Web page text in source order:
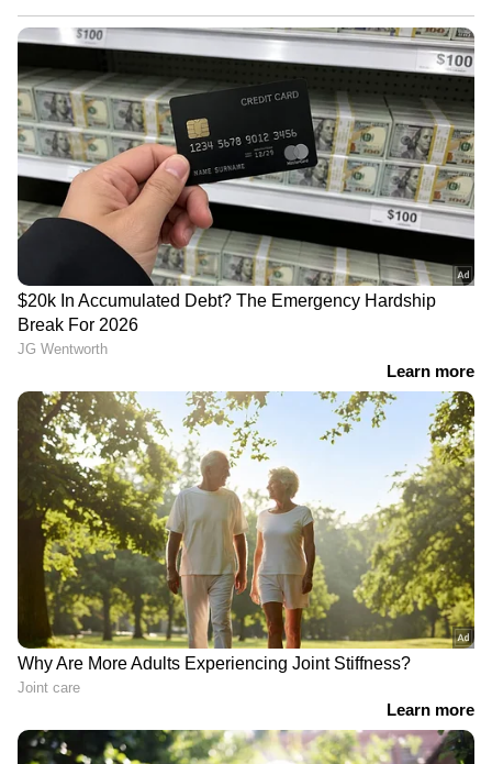
Read also:
സ്വാതന്ത്ര്യത്തിന്‍റെ 75 വർഷം;
'പഞ്ച് പ്രാൺ' പ്രഖ്യാപിച്ച് പ്രധാനമന്ത്രി